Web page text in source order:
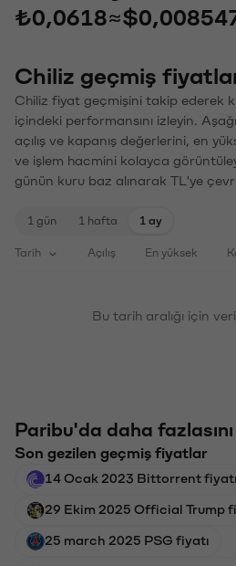
₺0,0618≈
Chiliz geçmiş
Chiliz fiyat geçmişini takip ederek
içindeki performansını izleyin.
açılış ve kapanış değerlerini, en
ve işlem hacmini kolayca
günün kuru baz alınarak TL'ye
1 gün 1 hafta 1 ay
Tarih Açılış En yüksek
Bu tarih aralığı için
Paribu'da daha
Son gezilen geçmiş fiyatlar
14 Ocak 2023 Bittorrent fiyatı
29 Ekim 2025 Official Trump
25 march 2025 PSG fiyatı